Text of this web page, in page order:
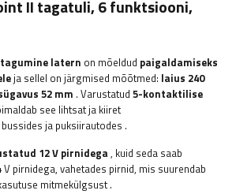
II tagatuli, 6 funktsiooni,
latern on mõeldud paigaldamiseks
ja sellel on järgmised mõõtmed: laius 240
52 mm . Varustatud 5-kontaktilise
see lihtsat ja kiiret
ja puksiirautodes .
12 V pirnidega, kuid seda saab
pirnidega, vahetades pirnid, mis suurendab
mitmekülgsust.